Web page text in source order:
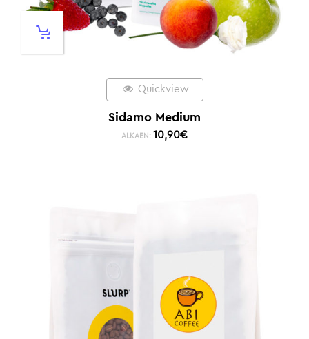
Quickview
Sidamo Medium
ALKAEN: 10,90€